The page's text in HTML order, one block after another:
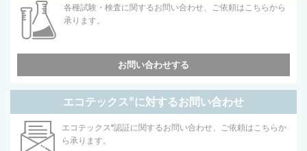
各種試験・検査に関するお問い合わせ、ご依頼はこちらから
承ります。
お問い合わせする
エコテックス®に対するお問い合わせ
エコテックス®認証に関するお問い合わせ、ご依頼はこちらか
ら承ります。